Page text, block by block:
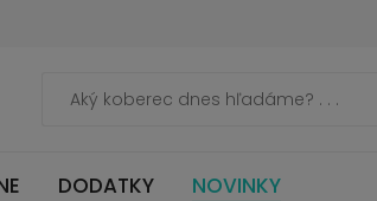
DODATKY NOVINKY